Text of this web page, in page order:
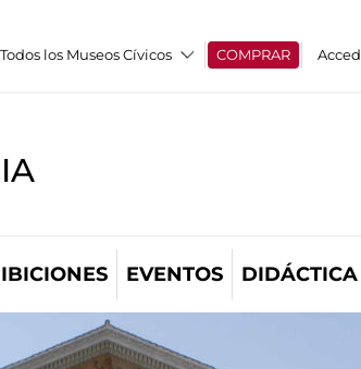
Todos los Museos Cívicos COMPRAR
EVENTOS DIDÁCTICA